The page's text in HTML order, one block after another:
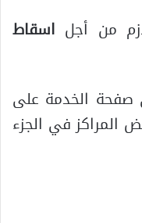
من أجل اسقاط
صفحة الخدمة على
في الجزء